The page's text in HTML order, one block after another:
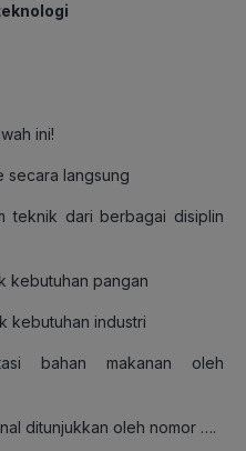
ini!
secara langsung
teknik dari berbagai disiplin
kebutuhan pangan
kebutuhan industri
bahan makanan oleh
ditunjukkan oleh nomor ….